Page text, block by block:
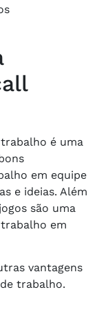
é uma
em equipe
e ideias. Além
são uma
em
vantagens
trabalho.